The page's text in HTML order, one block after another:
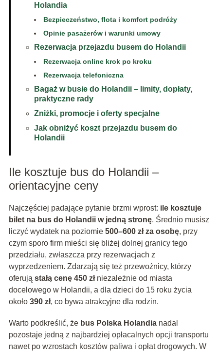
Holandia
Bezpieczeństwo, flota i komfort podróży
Opinie pasażerów i warunki umowy
Rezerwacja przejazdu busem do Holandii
Rezerwacja online krok po kroku
Rezerwacja telefoniczna
Bagaż w busie do Holandii – limity, dopłaty,
praktyczne rady
Zniżki, promocje i oferty specjalne
Jak obniżyć koszt przejazdu busem do
Holandii
Ile kosztuje bus do Holandii –
orientacyjne ceny
Najczęściej padające pytanie brzmi wprost: ile kosztuje
bilet na bus do Holandii w jedną stronę. Średnio musisz
liczyć wydatek na poziomie 500–600 zł za osobę, przy
czym sporo firm mieści się bliżej dolnej granicy tego
przedziału, zwłaszcza przy rezerwacjach z
wyprzedzeniem. Zdarzają się też przewoźnicy, którzy
oferują stałą cenę 450 złniezależnie od miasta
docelowego w Holandii, a dla dzieci do 15 roku życia
około 390 zł, co bywa atrakcyjne dla rodzin.
Warto podkreślić, że bus Polska Holandianadal
pozostaje jedną z najbardziej opłacalnych opcji transportu
nawet po wzrostach kosztów paliwa i opłat drogowych. W